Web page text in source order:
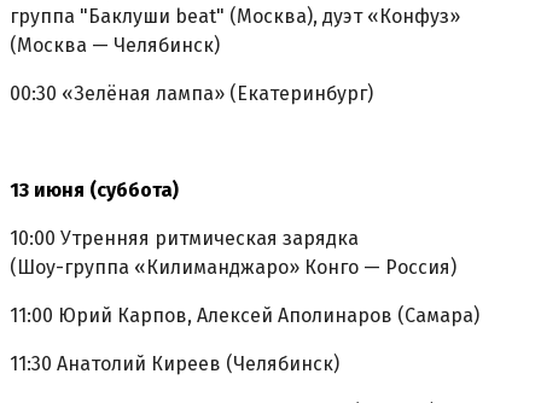
группа "Баклуши beat" (Москва), дуэт «Конфуз»
(Москва — Челябинск)
00:30 «Зелёная лампа» (Екатеринбург)
13 июня (суббота)
10:00 Утренняя ритмическая зарядка
(Шоу-группа «Килиманджаро» Конго — Россия)
11:00 Юрий Карпов, Алексей Аполинаров (Самара)
11:30 Анатолий Киреев (Челябинск)